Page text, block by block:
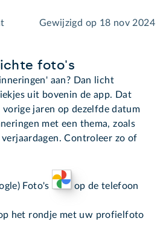
Gewijzigd op 18 nov 2024
foto's
aan? Dan licht
uit bovenin de app. Dat
jaren op dezelfde datum
met een thema, zoals
Controleer zo of
Foto's
op de telefoon
het rondje met uw profielfoto